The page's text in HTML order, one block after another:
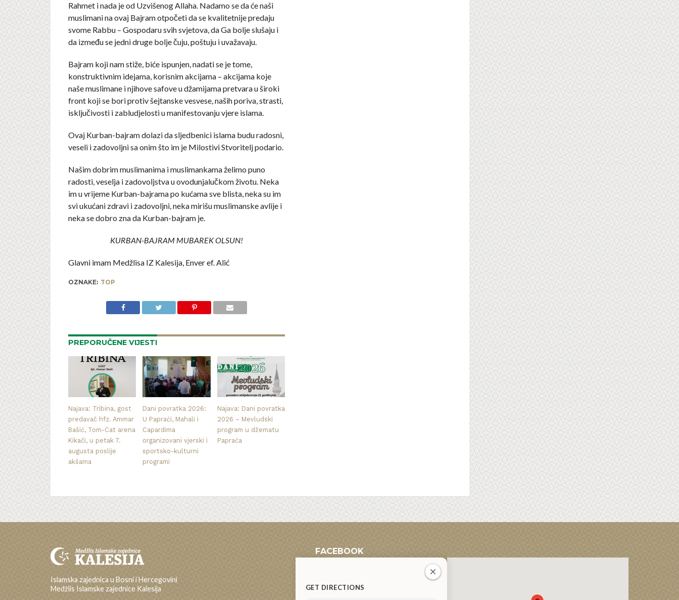
Rahmet i nada je od Uzvišenog Allaha. Nadamo se da će naši
muslimani na ovaj Bajram otpočeti da se kvalitetnije predaju
svome Rabbu – Gospodaru svih svjetova, da Ga bolje slušaju i
da između se jedni druge bolje čuju, poštuju i uvažavaju.
Bajram koji nam stiže, biće ispunjen, nadati se je tome,
konstruktivnim idejama, korisnim akcijama – akcijama koje
naše muslimane i njihove safove u džamijama pretvara u široki
front koji se bori protiv šejtanske vesvese, naših poriva, strasti,
isključivosti i zabludjelosti u manifestovanju vjere islama.
Ovaj Kurban-bajram dolazi da sljedbenici islama budu radosni,
veseli i zadovoljni sa onim što im je Milostivi Stvoritelj podario.
Našim dobrim muslimanima i muslimankama želimo puno
radosti, veselja i zadovoljstva u ovodunjalučkom životu. Neka
im u vrijeme Kurban-bajrama po kućama sve blista, neka su im
svi ukućani zdravi i zadovoljni, neka mirišu muslimanske avlije i
neka se dobro zna da Kurban-bajram je.
KURBAN-BAJRAM MUBAREK OLSUN!
Glavni imam Medžlisa IZ Kalesija, Enver ef. Alić
OZNAKE: TOP
PREPORUČENE VIJESTI
Najava: Tribina, gost
predavač hfz. Ammar
Bašić, Tom-Cat arena
Kikači, u petak 7.
augusta poslije
akšama
Dani povratka 2026:
U Papraći, Mahali i
Capardima
organizovani vjerski i
sportsko-kulturni
programi
Najava: Dani povratka
2026 – Mevludski
program u džematu
Papraća
Islamska zajednica u Bosni i Hercegovini
Medžlis Islamske zajednice Kalesija
FACEBOOK
GET DIRECTIONS